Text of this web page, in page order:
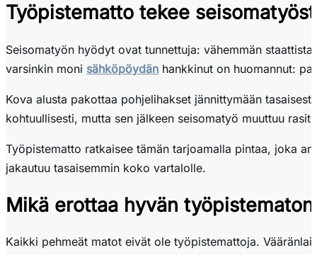
Työpistematto tekee
Seisomatyön hyödyt ovat tunnettuja: vähemmän
varsinkin moni sähköpöydän hankkinut on huomannut:
Kova alusta pakottaa pohjelihakset jännittymään
kohtuullisesti, mutta sen jälkeen seisomatyö muuttuu
Työpistematto ratkaisee tämän tarjoamalla pintaa, joka
jakautuu tasaisemmin koko vartalolle.
Mikä erottaa hyvän
Kaikki pehmeät matot eivät ole työpistemattoja.